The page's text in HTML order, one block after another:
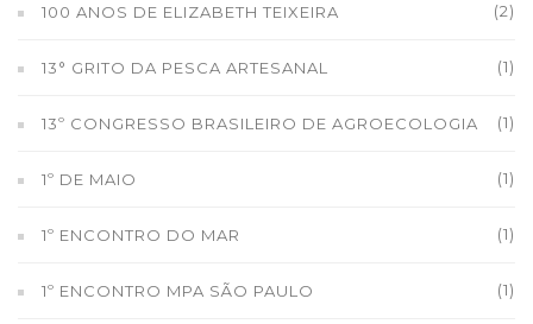
100 ANOS DE ELIZABETH TEIXEIRA (2)
13° GRITO DA PESCA ARTESANAL (1)
13º CONGRESSO BRASILEIRO DE AGROECOLOGIA (1)
1º DE MAIO (1)
1º ENCONTRO DO MAR (1)
1º ENCONTRO MPA SÃO PAULO (1)